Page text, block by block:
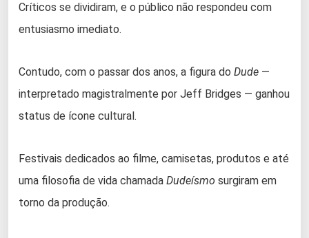
Críticos se dividiram, e o público não respondeu com
entusiasmo imediato.
Contudo, com o passar dos anos, a figura do Dude —
interpretado magistralmente por Jeff Bridges — ganhou
status de ícone cultural.
Festivais dedicados ao filme, camisetas, produtos e até
uma filosofia de vida chamada Dudeísmo surgiram em
torno da produção.